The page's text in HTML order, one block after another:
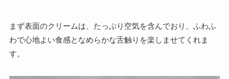
まず表面のクリームは、たっぷり空気を含んでおり、ふわふ
わで心地よい食感となめらかな舌触りを楽しませてくれま
す。